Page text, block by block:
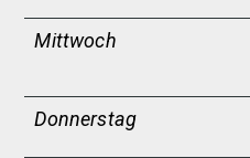
Mittwoch
Donnerstag